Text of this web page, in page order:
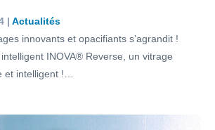
| Actualités
innovants et opacifiants s’agrandit !
INOVA® Reverse, un vitrage
et intelligent !…